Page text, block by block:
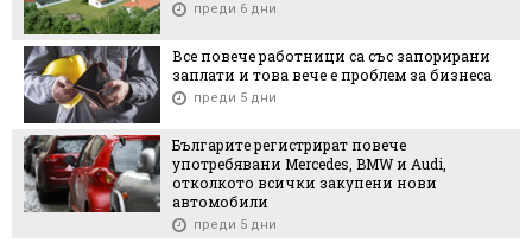
преди 6 дни
Все повече работници са със запорирани
заплати и това вече е проблем за бизнеса
преди 5 дни
Българите регистрират повече
употребявани Mercedes, BMW и Audi,
отколкото всички закупени нови
автомобили
преди 5 дни